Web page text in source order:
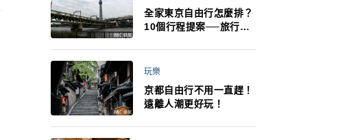
全家東京自由行怎麼排？
10個行程提案──旅行不
法！
玩樂
京都自由行不用一直趕！
遠離人潮更好玩！